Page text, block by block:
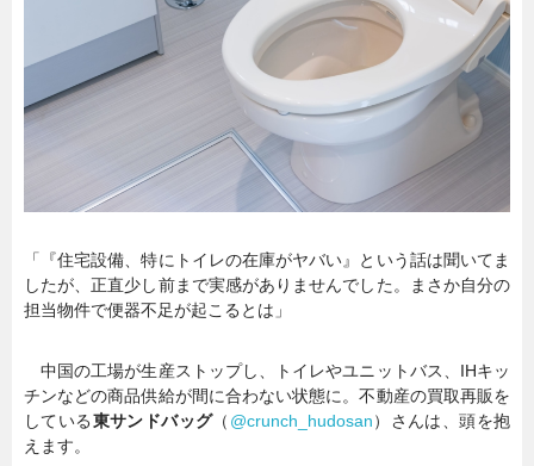
「『住宅設備、特にトイレの在庫がヤバい』という話は聞いてま
したが、正直少し前まで実感がありませんでした。まさか自分の
担当物件で便器不足が起こるとは」
中国の工場が生産ストップし、トイレやユニットバス、IHキッ
チンなどの商品供給が間に合わない状態に。不動産の買取再販を
している東サンドバッグ（ @crunch_hudosan）さんは、頭を抱
えます。